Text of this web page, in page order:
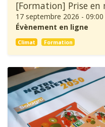
17 septembre 2026 - 09:00
Évènement en ligne
Climat Formation